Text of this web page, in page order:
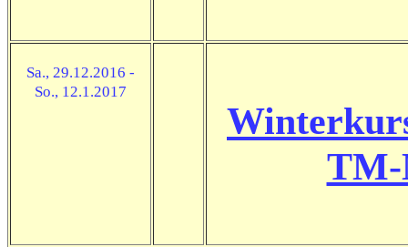
Sa., 29.12.2016 -
So., 12.1.2017
TM-